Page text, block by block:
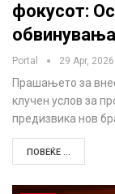
фокусот:
Portal 29 Apr,
Прашањето за
клучен услов за
предизвика нов
ПОВЕЌЕ ...